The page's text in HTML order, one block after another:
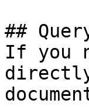
##
If you